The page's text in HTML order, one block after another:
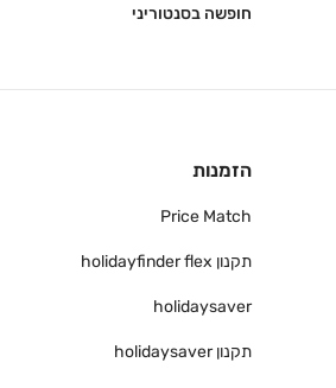
חופשה בסנטוריני
הזמנות
Price Match
תקנון holidayfinder flex
holidaysaver
תקנון holidaysaver